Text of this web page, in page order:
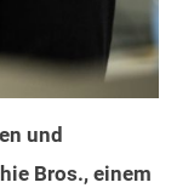
und
Bros., einem